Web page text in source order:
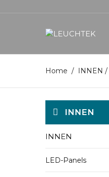
Home / INNEN /
INNEN
INNEN
LED-Panels